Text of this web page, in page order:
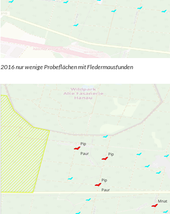
2016 nur wenige Probeflächen mit Fledermausfunden